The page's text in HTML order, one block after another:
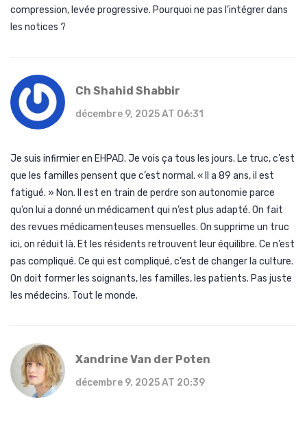
compression, levée progressive. Pourquoi ne pas l’intégrer dans
les notices ?
Ch Shahid Shabbir
décembre 9, 2025 AT 06:31
Je suis infirmier en EHPAD. Je vois ça tous les jours. Le truc, c’est
que les familles pensent que c’est normal. « Il a 89 ans, il est
fatigué. » Non. Il est en train de perdre son autonomie parce
qu’on lui a donné un médicament qui n’est plus adapté. On fait
des revues médicamenteuses mensuelles. On supprime un truc
ici, on réduit là. Et les résidents retrouvent leur équilibre. Ce n’est
pas compliqué. Ce qui est compliqué, c’est de changer la culture.
On doit former les soignants, les familles, les patients. Pas juste
les médecins. Tout le monde.
Xandrine Van der Poten
décembre 9, 2025 AT 20:39